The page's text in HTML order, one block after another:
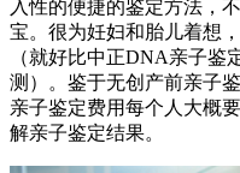
入性的便捷的鉴定方法，
宝。很为妊妇和胎儿着想
（就好比中正DNA亲子鉴
测）。鉴于无创产前亲子
亲子鉴定费用每个人大概
解亲子鉴定结果。